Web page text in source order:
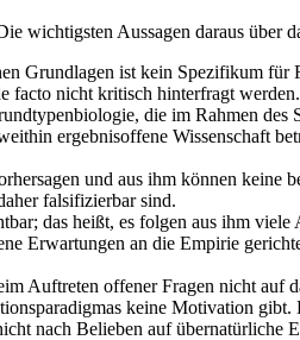
wichtigsten Aussagen daraus
Grundlagen ist kein Spezifikum
facto nicht kritisch hinterfragt
die im Rahmen des
ergebnisoffene Wissenschaft
und aus ihm können
falsifizierbar sind.
das heißt, es folgen aus ihm
Erwartungen an die Empirie
Auftreten offener Fragen nicht auf
keine Motivation
nach Belieben auf übernatürliche